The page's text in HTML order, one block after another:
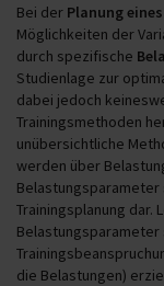
Bei der Planung
Möglichkeiten der
durch spezifische
Studienlage zur
dabei jedoch
Trainingsmethoden
unübersichtliche
werden über
Trainingsplanung dar.
die Belastungen)